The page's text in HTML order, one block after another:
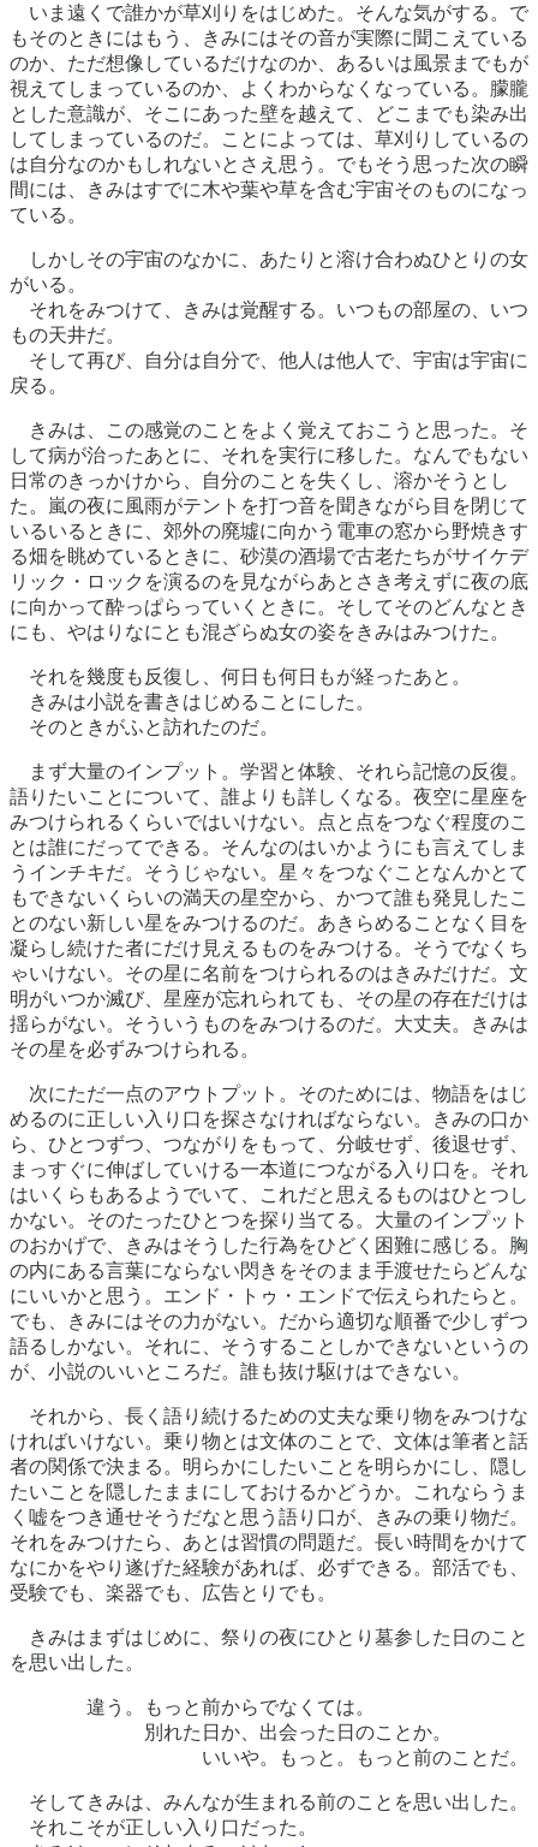
いま遠くで誰かが草刈りをはじめた。そんな気がする。で
もそのときにはもう、きみにはその音が実際に聞こえている
のか、ただ想像しているだけなのか、あるいは風景までもが
視えてしまっているのか、よくわからなくなっている。朦朧
とした意識が、そこにあった壁を越えて、どこまでも染み出
してしまっているのだ。ことによっては、草刈りしているの
は自分なのかもしれないとさえ思う。でもそう思った次の瞬
間には、きみはすでに木や葉や草を含む宇宙そのものになっ
ている。
しかしその宇宙のなかに、あたりと溶け合わぬひとりの女
がいる。
それをみつけて、きみは覚醒する。いつもの部屋の、いつ
もの天井だ。
そして再び、自分は自分で、他人は他人で、宇宙は宇宙に
戻る。
きみは、この感覚のことをよく覚えておこうと思った。そ
して病が治ったあとに、それを実行に移した。なんでもない
日常のきっかけから、自分のことを失くし、溶かそうとし
た。嵐の夜に風雨がテントを打つ音を聞きながら目を閉じて
いるいるときに、郊外の廃墟に向かう電車の窓から野焼きす
る畑を眺めているときに、砂漠の酒場で古老たちがサイケデ
リック・ロックを演るのを見ながらあとさき考えずに夜の底
に向かって酔っぱらっていくときに。そしてそのどんなとき
にも、やはりなにとも混ざらぬ女の姿をきみはみつけた。
それを幾度も反復し、何日も何日もが経ったあと。
きみは小説を書きはじめることにした。
そのときがふと訪れたのだ。
まず大量のインプット。学習と体験、それら記憶の反復。
語りたいことについて、誰よりも詳しくなる。夜空に星座を
みつけられるくらいではいけない。点と点をつなぐ程度のこ
とは誰にだってできる。そんなのはいかようにも言えてしま
うインチキだ。そうじゃない。星々をつなぐことなんかとて
もできないくらいの満天の星空から、かつて誰も発見したこ
とのない新しい星をみつけるのだ。あきらめることなく目を
凝らし続けた者にだけ見えるものをみつける。そうでなくち
ゃいけない。その星に名前をつけられるのはきみだけだ。文
明がいつか滅び、星座が忘れられても、その星の存在だけは
揺らがない。そういうものをみつけるのだ。大丈夫。きみは
その星を必ずみつけられる。
次にただ一点のアウトプット。そのためには、物語をはじ
めるのに正しい入り口を探さなければならない。きみの口か
ら、ひとつずつ、つながりをもって、分岐せず、後退せず、
まっすぐに伸ばしていける一本道につながる入り口を。それ
はいくらもあるようでいて、これだと思えるものはひとつし
かない。そのたったひとつを探り当てる。大量のインプット
のおかげで、きみはそうした行為をひどく困難に感じる。胸
の内にある言葉にならない閃きをそのまま手渡せたらどんな
にいいかと思う。エンド・トゥ・エンドで伝えられたらと。
でも、きみにはその力がない。だから適切な順番で少しずつ
語るしかない。それに、そうすることしかできないというの
が、小説のいいところだ。誰も抜け駆けはできない。
それから、長く語り続けるための丈夫な乗り物をみつけな
ければいけない。乗り物とは文体のことで、文体は筆者と話
者の関係で決まる。明らかにしたいことを明らかにし、隠し
たいことを隠したままにしておけるかどうか。これならうま
く嘘をつき通せそうだなと思う語り口が、きみの乗り物だ。
それをみつけたら、あとは習慣の問題だ。長い時間をかけて
なにかをやり遂げた経験があれば、必ずできる。部活でも、
受験でも、楽器でも、広告とりでも。
きみはまずはじめに、祭りの夜にひとり墓参した日のこと
を思い出した。
違う。もっと前からでなくては。
別れた日か、出会った日のことか。
いいや。もっと。もっと前のことだ。
そしてきみは、みんなが生まれる前のことを思い出した。
それこそが正しい入り口だった。